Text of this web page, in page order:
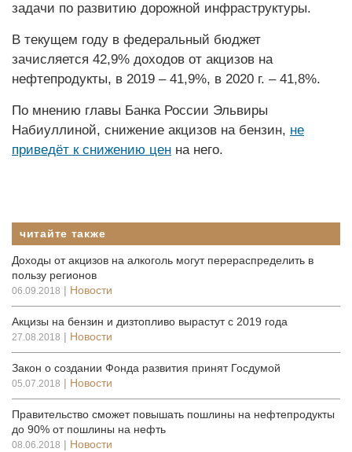
задачи по развитию дорожной инфраструктуры.
В текущем году в федеральный бюджет
зачисляется 42,9% доходов от акцизов на
нефтепродукты, в 2019 – 41,9%, в 2020 г. – 41,8%.
По мнению главы Банка России Эльвиры
Набиуллиной, снижение акцизов на бензин, не
приведёт к снижению цен на него.
читайте также
Доходы от акцизов на алкоголь могут перераспределить в
пользу регионов
06.09.2018 | Новости
Акцизы на бензин и дизтопливо вырастут с 2019 года
27.08.2018 | Новости
Закон о создании Фонда развития принят Госдумой
05.07.2018 | Новости
Правительство сможет повышать пошлины на нефтепродукты
до 90% от пошлины на нефть
08.06.2018 | Новости